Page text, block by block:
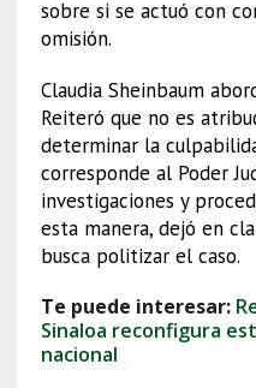
sobre si se actuó con
omisión.
Claudia Sheinbaum
Reiteró que no es
determinar la
corresponde al Poder
investigaciones y
esta manera, dejó en
busca politizar el caso.
Te puede interesar:
Sinaloa reconfigura
nacional